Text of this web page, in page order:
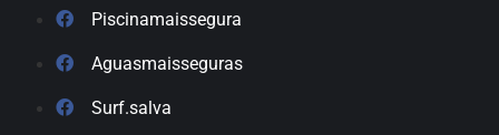
Piscinamaissegura
Aguasmaisseguras
Surf.salva